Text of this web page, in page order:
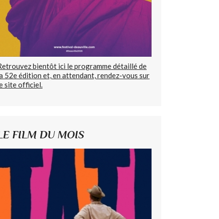
bientôt ici le programme détaillé de
52e édition et, en attendant, rendez-vous sur
site officiel.
FILM DU MOIS